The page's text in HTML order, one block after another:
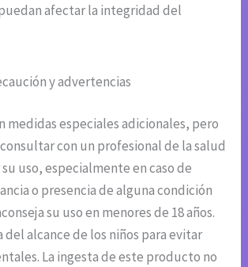
afectar la integridad del
y advertencias
medidas especiales adicionales, pero
con un profesional de la salud
uso, especialmente en caso de
o presencia de alguna condición
su uso en menores de 18 años.
alcance de los niños para evitar
La ingesta de este producto no